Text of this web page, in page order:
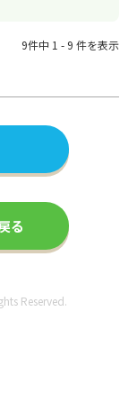
9件中 1 - 9 件を表示
る
Reserved.